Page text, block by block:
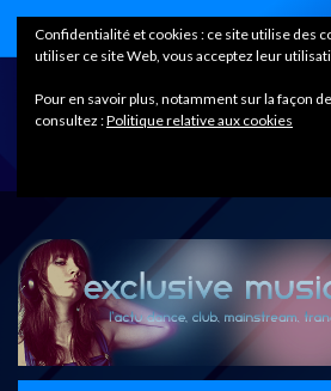
Home
Confidentialité et cookies : ce site utilise des
utiliser ce site Web, vous acceptez leur
Pour en savoir plus, notamment sur la façon
consultez :Politique relative aux cookies